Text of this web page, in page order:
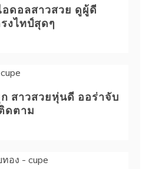
อดอลสาวสวย ดูผู้ดี
งไทป์สุดๆ
สาวสวยหุ่นดี ออร่าจับ
ดตาม